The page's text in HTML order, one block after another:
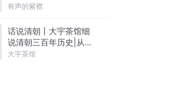
有声的紫襟
话说清朝丨大宇茶馆细
说清朝三百年历史|从努
尔哈赤到末代皇帝溥仪|
大宇茶馆